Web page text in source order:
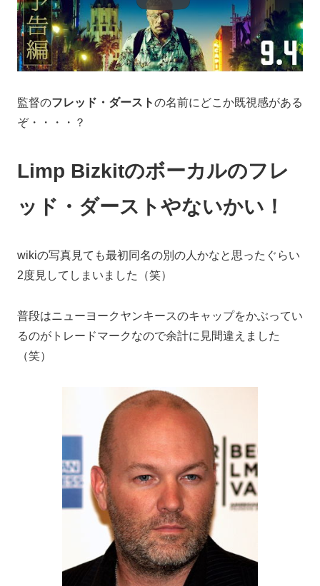
監督のフレッド・ダーストの名前にどこか既視感がある
ぞ・・・・？
Limp Bizkitのボーカルのフレ
ッド・ダーストやないかい！
wikiの写真見ても最初同名の別の人かなと思ったぐらい
2度見してしまいました（笑）
普段はニューヨークヤンキースのキャップをかぶってい
るのがトレードマークなので余計に見間違えました
（笑）